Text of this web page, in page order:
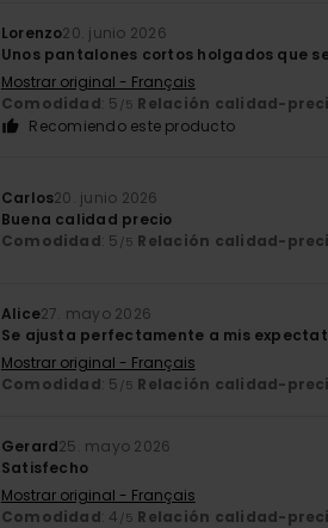
Lorenzo20. junio 2026
Unos pantalones cortos holgados que
Mostrar original - Français
Comodidad: 5 /5 Relación calidad-
Recomiendo este producto
Carlos20. junio 2026
Buena calidad precio
Comodidad: 5 /5 Relación calidad-
Alice27. mayo 2026
Se ajusta perfectamente a mis
Mostrar original - Français
Comodidad: 5 /5 Relación calidad-
Gerard25. mayo 2026
Satisfecho
Mostrar original - Français
Comodidad: 4 /5 Relación calidad-